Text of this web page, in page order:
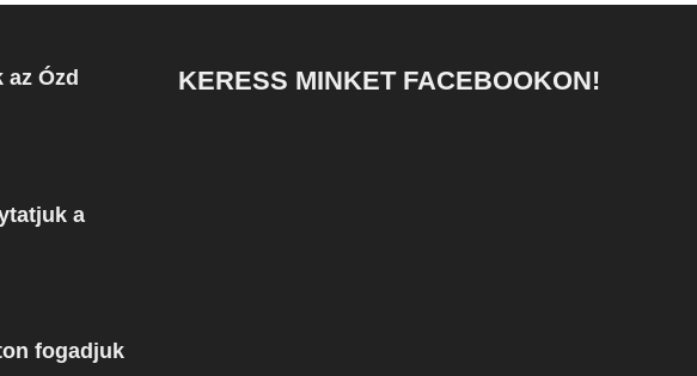
Ózd
a
fogadjuk
KERESS MINKET FACEBOOKON!